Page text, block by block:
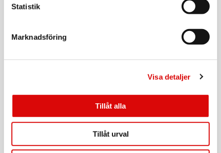
Statistik
Marknadsföring
Visa detaljer
Tillåt alla
Tillåt urval
Rek: 349,00 kr
Borsthuvud iO Gentle Care 2st
Tillv. art. nr:
ORAL B
Borsthuvud iO Gentle Care White 3st
Art nr: